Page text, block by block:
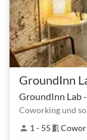
GroundInn
GroundInn Lab
Coworking und
person 1 - 55 meeting_room